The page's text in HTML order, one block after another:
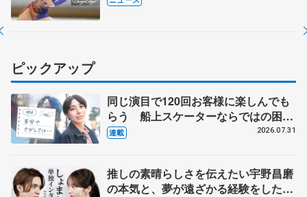
ピックアップ
同じ演目で120回お客様に楽しんでも
らう 船上スケーターならではの困難
とは 影響あったPIW前キャプテン松
連載 2026.07.31
推しの素晴らしさを伝えたい宇野昌磨
の本気と、夢が遠ざかる経験をした本